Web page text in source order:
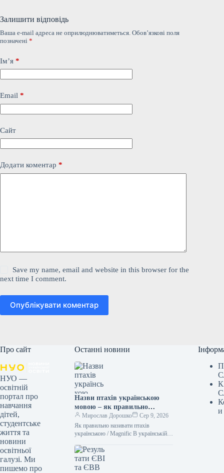
Залишити відповідь
Ваша e-mail адреса не оприлюднюватиметься. Обов’язкові поля
позначені *
Ім’я *
Email *
Сайт
Додати коментар *
Save my name, email and website in this browser for the
next time I comment.
Опублікувати коментар
Про сайт
НУО —
освітній
портал про
навчання
дітей,
студентське
життя та
новини
освітньої
галузі. Ми
пишемо про
Останні новини
Назви птахів українською
мовою – як правильно
назвати лелеку, зозулю,
снігура
Мирослав Дорошко
Сер 9, 2026
Як правильно називати птахів
українською / Magnific В українській
Тому не слід “забруднювати” своє
мовлення…
и